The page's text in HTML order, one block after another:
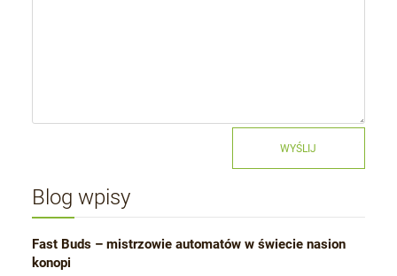
WYŚLIJ
Blog wpisy
Fast Buds – mistrzowie automatów w świecie nasion
konopi